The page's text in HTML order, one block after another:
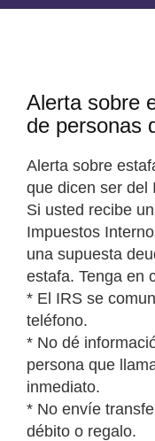
Alerta sobre
de personas
Alerta sobre
que dicen ser del
Si usted recibe
Impuestos
una supuesta
estafa. Tenga en
* El IRS se
teléfono.
* No dé
persona que
inmediato.
* No envíe
débito o regalo.